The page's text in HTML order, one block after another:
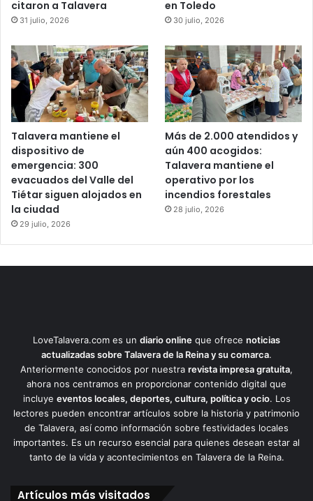
citaron a Talavera
31 julio, 2026
en Toledo
30 julio, 2026
Talavera mantiene el
dispositivo de
emergencia: 300
evacuados del Valle del
Tiétar siguen alojados en
la ciudad
29 julio, 2026
Más de 2.000 atendidos y
aún 400 acogidos:
Talavera mantiene el
operativo por los
incendios forestales
28 julio, 2026
LoveTalavera.com es un diario online que ofrece noticias
actualizadas sobre Talavera de la Reina y su comarca.
Anteriormente conocidos por nuestra revista impresa gratuita,
ahora nos centramos en proporcionar contenido digital que
incluye eventos locales, deportes, cultura, política y ocio. Los
lectores pueden encontrar artículos sobre la historia y patrimonio
de Talavera, así como información sobre festividades locales
importantes. Es un recurso esencial para quienes desean estar al
tanto de la vida y acontecimientos en Talavera de la Reina.
Artículos más visitados